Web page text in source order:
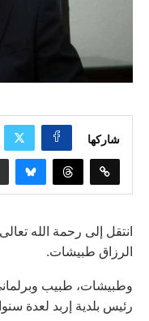
شاركها
انتقل إلى رحمة الله
الرزاق طبيشات.
وطبيشات، طبيب
رئيس بلدية إربد لعدة